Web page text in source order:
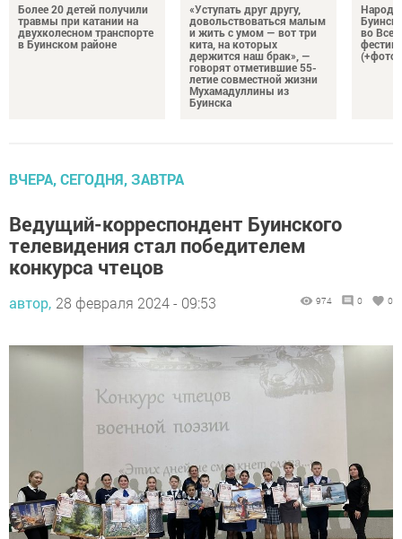
Более 20 детей получили
травмы при катании на
двухколесном транспорте
в Буинском районе
«Уступать друг другу,
довольствоваться малым
и жить с умом — вот три
кита, на которых
держится наш брак», —
говорят отметившие 55-
летие совместной жизни
Мухамадуллины из
Буинска
во
(+фото)
ВЧЕРА, СЕГОДНЯ, ЗАВТРА
Ведущий-корреспондент Буинского
телевидения стал победителем
конкурса чтецов
автор, 28 февраля 2024 - 09:53 974 0 0